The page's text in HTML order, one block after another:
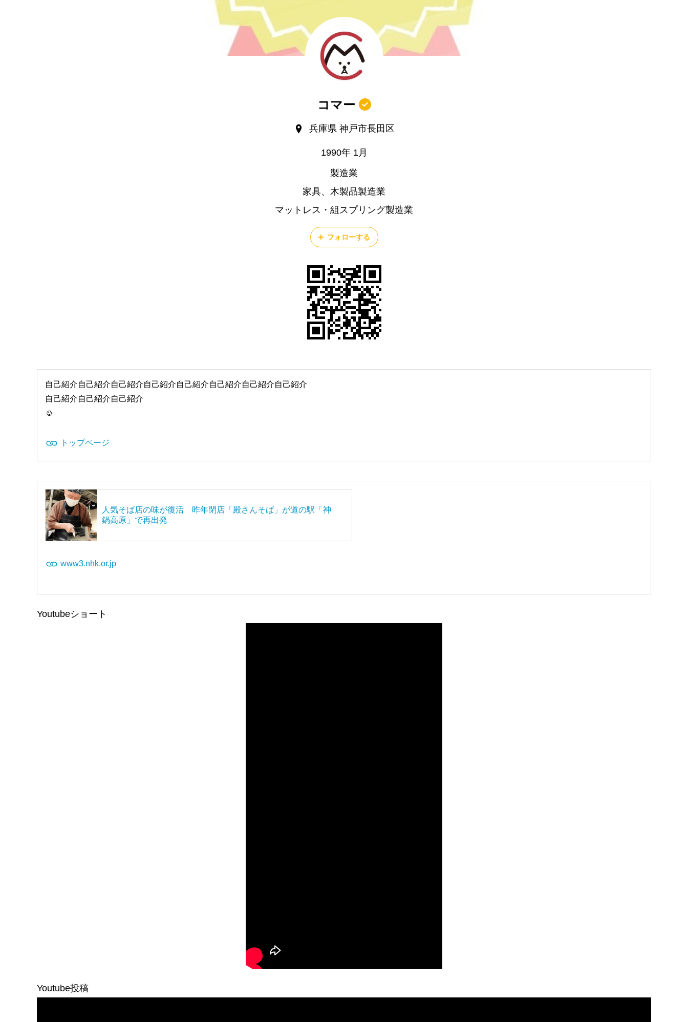
コマー
兵庫県 神戸市長田区
1990年 1月
製造業
家具、木製品製造業
マットレス・組スプリング製造業
フォローする
自己紹介自己紹介自己紹介自己紹介自己紹介自己紹介自己紹介自己紹介
自己紹介自己紹介自己紹介
☺️
トップページ
人気そば店の味が復活 昨年閉店「殿さんそば」が道の駅「神
鍋高原」で再出発
www3.nhk.or.jp
Youtubeショート
Youtube投稿